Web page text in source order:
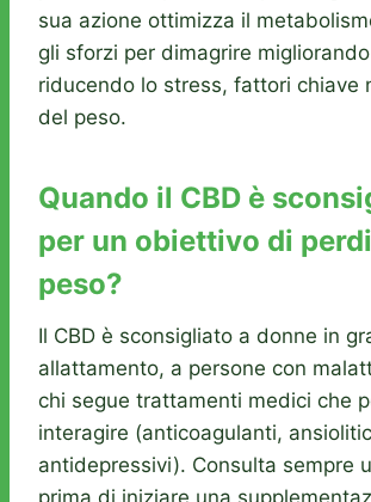
sua azione ottimizza il
gli sforzi per dimagrire
riducendo lo stress, fattori chiave
del peso.
Quando il CBD è
per un obiettivo di
peso?
Il CBD è sconsigliato a donne in
allattamento, a persone con
chi segue trattamenti medici che
interagire (anticoagulanti,
antidepressivi). Consulta sempre